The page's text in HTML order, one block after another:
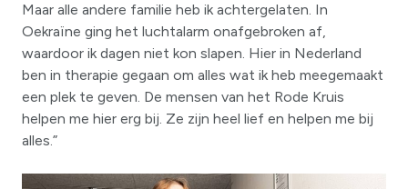
Maar alle andere familie heb ik achtergelaten. In
Oekraïne ging het luchtalarm onafgebroken af,
waardoor ik dagen niet kon slapen. Hier in Nederland
ben in therapie gegaan om alles wat ik heb meegemaakt
een plek te geven. De mensen van het Rode Kruis
helpen me hier erg bij. Ze zijn heel lief en helpen me bij
alles.”